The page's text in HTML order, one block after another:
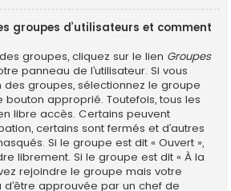
groupes d’utilisateurs et comment
groupes, cliquez sur le lien Groupes
panneau de l’utilisateur. Si vous
des groupes, sélectionnez le groupe
bouton approprié. Toutefois, tous les
libre accès. Certains peuvent
certains sont fermés et d’autres
Si le groupe est dit « Ouvert »,
librement. Si le groupe est dit « À la
rejoindre le groupe mais votre
approuvée par un chef de